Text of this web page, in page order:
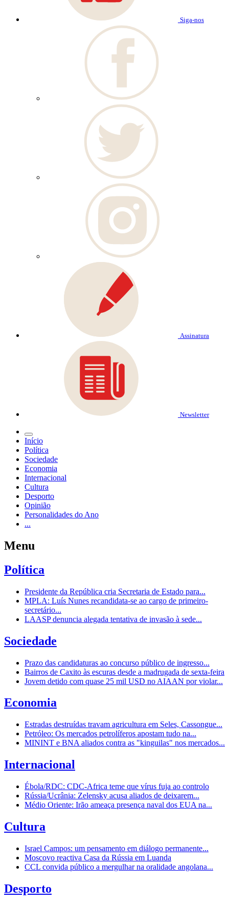
Siga-nos
Assinatura
Newsletter
Início
Política
Sociedade
Economia
Internacional
Cultura
Desporto
Opinião
Personalidades do Ano
...
Menu
Política
Presidente da República cria Secretaria de Estado para...
MPLA: Luís Nunes recandidata-se ao cargo de primeiro-
secretário...
LAASP denuncia alegada tentativa de invasão à sede...
Sociedade
Prazo das candidaturas ao concurso público de ingresso...
Bairros de Caxito às escuras desde a madrugada de sexta-feira
Jovem detido com quase 25 mil USD no AIAAN por violar...
Economia
Estradas destruídas travam agricultura em Seles, Cassongue...
Petróleo: Os mercados petrolíferos apostam tudo na...
MININT e BNA aliados contra as "kinguilas" nos mercados...
Internacional
Ébola/RDC: CDC-Africa teme que vírus fuja ao controlo
Rússia/Ucrânia: Zelensky acusa aliados de deixarem...
Médio Oriente: Irão ameaça presença naval dos EUA na...
Cultura
Israel Campos: um pensamento em diálogo permanente...
Moscovo reactiva Casa da Rússia em Luanda
CCL convida público a mergulhar na oralidade angolana...
Desporto